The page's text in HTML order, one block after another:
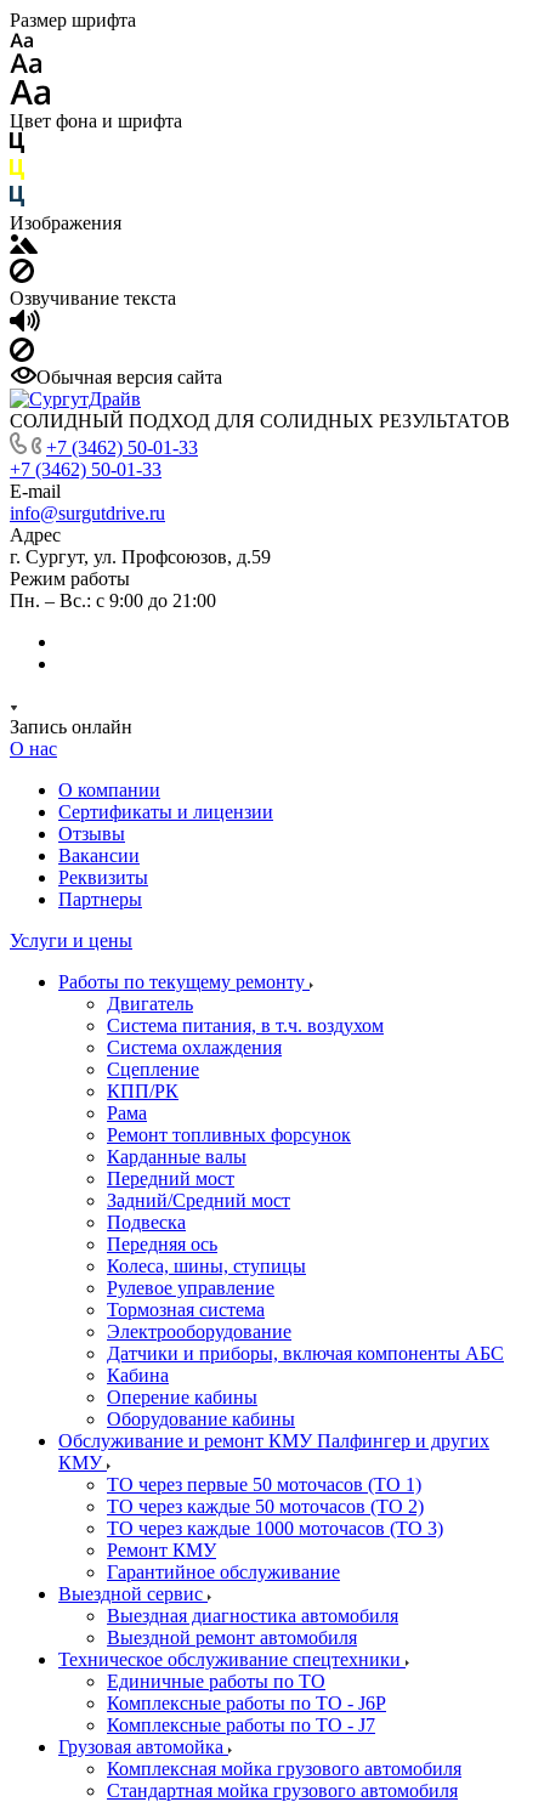
Размер шрифта
Цвет фона и шрифта
Изображения
Озвучивание текста
Обычная версия сайта
СОЛИДНЫЙ ПОДХОД ДЛЯ СОЛИДНЫХ РЕЗУЛЬТАТОВ
+7 (3462) 50-01-33
+7 (3462) 50-01-33
E-mail
info@surgutdrive.ru
Адрес
г. Сургут, ул. Профсоюзов, д.59
Режим работы
Пн. – Вс.: с 9:00 до 21:00
Запись онлайн
О нас
О компании
Сертификаты и лицензии
Отзывы
Вакансии
Реквизиты
Партнеры
Услуги и цены
Работы по текущему ремонту
Двигатель
Система питания, в т.ч. воздухом
Система охлаждения
Сцепление
КПП/РК
Рама
Ремонт топливных форсунок
Карданные валы
Передний мост
Задний/Средний мост
Подвеска
Передняя ось
Колеса, шины, ступицы
Рулевое управление
Тормозная система
Электрооборудование
Датчики и приборы, включая компоненты АБС
Кабина
Оперение кабины
Оборудование кабины
Обслуживание и ремонт КМУ Палфингер и других
КМУ
ТО через первые 50 моточасов (ТО 1)
ТО через каждые 50 моточасов (ТО 2)
ТО через каждые 1000 моточасов (ТО 3)
Ремонт КМУ
Гарантийное обслуживание
Выездной сервис
Выездная диагностика автомобиля
Выездной ремонт автомобиля
Техническое обслуживание спецтехники
Единичные работы по ТО
Комплексные работы по ТО - J6P
Комплексные работы по ТО - J7
Грузовая автомойка
Комплексная мойка грузового автомобиля
Стандартная мойка грузового автомобиля